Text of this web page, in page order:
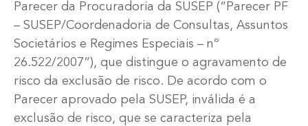
Parecer da Procuradoria da SUSEP (“Parecer PF
– SUSEP/Coordenadoria de Consultas, Assuntos
Societários e Regimes Especiais – nº
26.522/2007”), que distingue o agravamento de
risco da exclusão de risco. De acordo com o
Parecer aprovado pela SUSEP, inválida é a
exclusão de risco, que se caracteriza pela